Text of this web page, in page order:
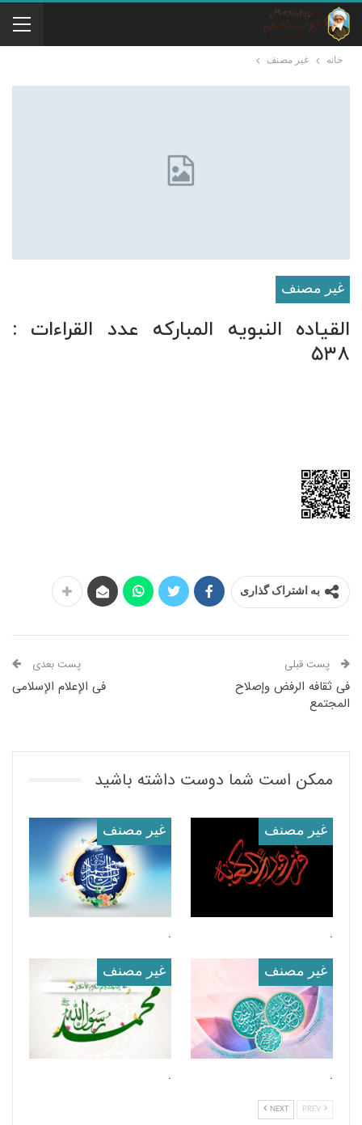
خانه غير مصنف
غير مصنف
القیاده النبویه المبارکه عدد القراءات :
۵۳۸
به اشتراک گذاری
پست قبلی
فی ثقافه الرفض وإصلاح
المجتمع
پست بعدی
فی الإعلام الإسلامی
ممکن است شما دوست داشته باشید
غير مصنف
.
غير مصنف
.
غير مصنف
.
غير مصنف
.
NEXT